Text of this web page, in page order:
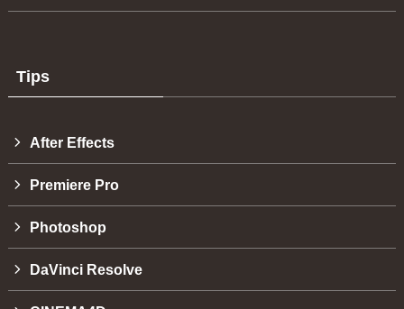
Tips
After Effects
Premiere Pro
Photoshop
DaVinci Resolve